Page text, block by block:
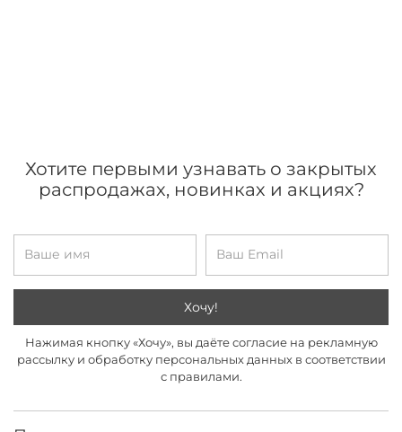
Хотите первыми узнавать о закрытых
распродажах, новинках и акциях?
Хочу!
Нажимая кнопку «Хочу», вы даёте согласие на рекламную
рассылку и обработку персональных данных в соответствии
с правилами.